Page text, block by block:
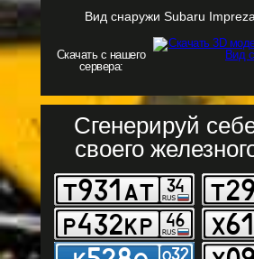
Вид снаружи Subaru
Скачать с нашего
сервера:
Сгенерируй
своего